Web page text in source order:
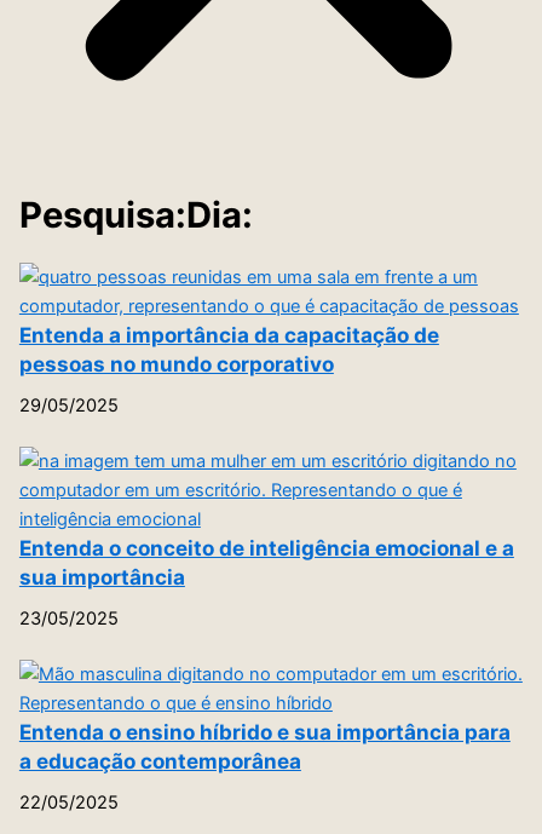
Pesquisa:Dia:
Entenda a importância da capacitação de
pessoas no mundo corporativo
29/05/2025
Entenda o conceito de inteligência emocional e a
sua importância
23/05/2025
Entenda o ensino híbrido e sua importância para
a educação contemporânea
22/05/2025